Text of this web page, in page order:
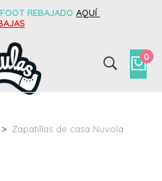
REBAJADO AQUÍ
0
Zapatillas de casa Nuvola